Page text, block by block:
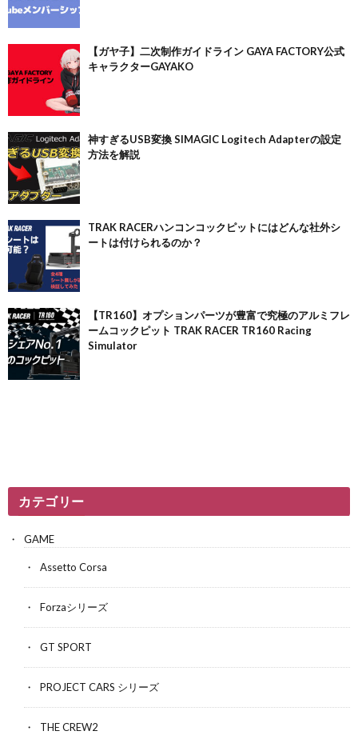
【ガヤ子】二次制作ガイドライン GAYA FACTORY公式
キャラクターGAYAKO
神すぎるUSB変換 SIMAGIC Logitech Adapterの設定
方法を解説
TRAK RACERハンコンコックピットにはどんな社外シ
ートは付けられるのか？
【TR160】オプションパーツが豊富で究極のアルミフレ
ームコックピット TRAK RACER TR160 Racing
Simulator
カテゴリー
GAME
Assetto Corsa
Forzaシリーズ
GT SPORT
PROJECT CARS シリーズ
THE CREW2